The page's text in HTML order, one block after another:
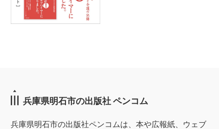
兵庫県明石市の出版社 ペンコム
兵庫県明石市の出版社ペンコムは、本や広報紙、ウェブ